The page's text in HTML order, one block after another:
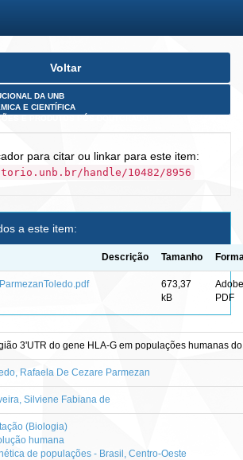
Voltar
DA UNB
E CIENTÍFICA
para citar ou linkar para este item:
handle/10482/8956
a este item:
Descrição Tamanho
673,37
kB
Adobe
PDF
3'UTR do gene HLA-G em populações humanas
Rafaela De Cezare Parmezan
Silviene Fabiana de
(Biologia)
humana
de populações - Brasil, Centro-Oeste